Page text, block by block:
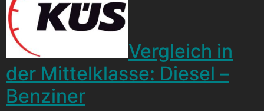
Vergleich in
der Mittelklasse: Diesel –
Benziner